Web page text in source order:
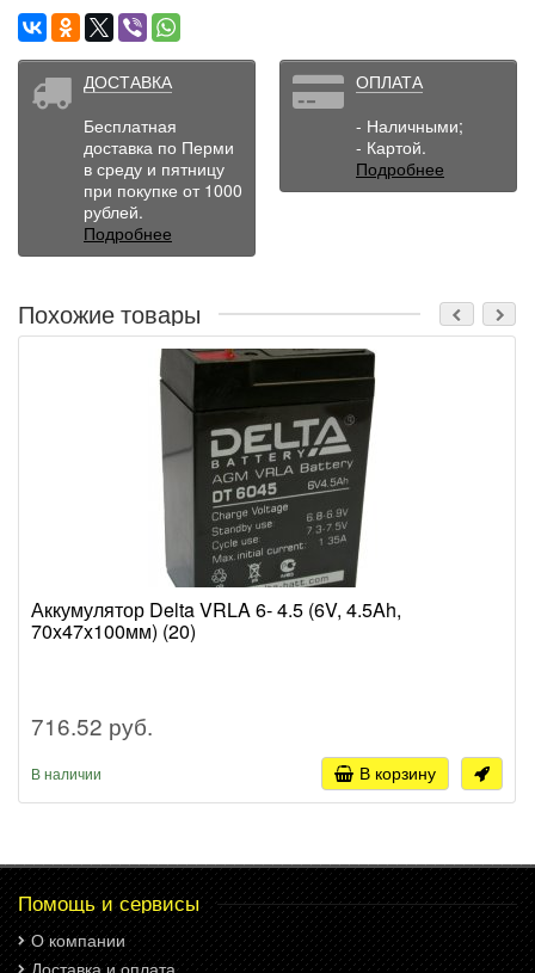
ДОСТАВКА
Бесплатная
доставка по Перми
в среду и пятницу
при покупке от 1000
рублей.
Подробнее
ОПЛАТА
- Наличными;
- Картой.
Подробнее
Похожие товары
Аккумулятор Delta VRLA 6- 4.5 (6V, 4.5Ah,
70x47x100мм) (20)
716.52 руб.
В наличии В корзину
Помощь и сервисы
О компании
Доставка и оплата